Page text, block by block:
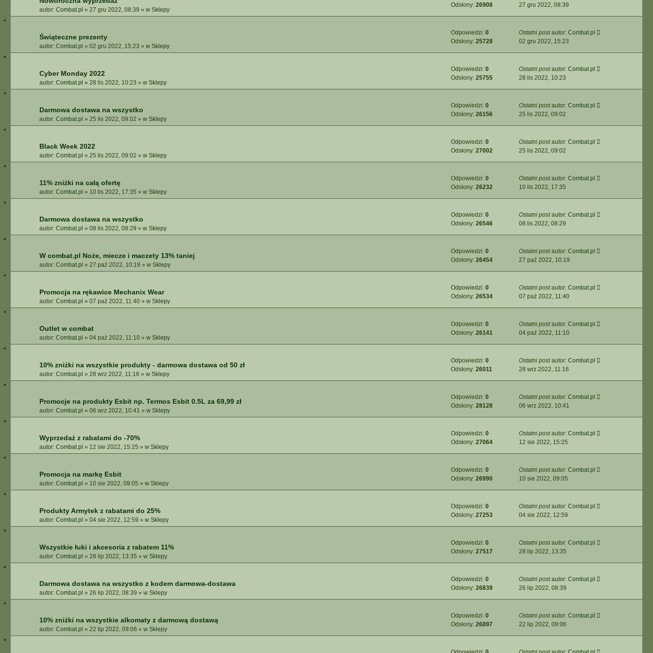
autor: Combat.pl » 27 gru 2022, 08:39 » w Sklepy
Odsłony: 26908 27 gru 2022, 08:39
Świąteczne prezenty
autor: Combat.pl » 02 gru 2022, 15:23 » w Sklepy
Odpowiedzi: 0
Odsłony: 25728
Ostatni postautor: Combat.pl
02 gru 2022, 15:23
Cyber Monday 2022
autor: Combat.pl » 28 lis 2022, 10:23 » w Sklepy
Odpowiedzi: 0
Odsłony: 25755
Ostatni postautor: Combat.pl
28 lis 2022, 10:23
Darmowa dostawa na wszystko
autor: Combat.pl » 25 lis 2022, 09:02 » w Sklepy
Odpowiedzi: 0
Odsłony: 26156
Ostatni postautor: Combat.pl
25 lis 2022, 09:02
Black Week 2022
autor: Combat.pl » 25 lis 2022, 09:02 » w Sklepy
Odpowiedzi: 0
Odsłony: 27002
Ostatni postautor: Combat.pl
25 lis 2022, 09:02
11% zniżki na całą ofertę
autor: Combat.pl » 10 lis 2022, 17:35 » w Sklepy
Odpowiedzi: 0
Odsłony: 26232
Ostatni postautor: Combat.pl
10 lis 2022, 17:35
Darmowa dostawa na wszystko
autor: Combat.pl » 08 lis 2022, 08:29 » w Sklepy
Odpowiedzi: 0
Odsłony: 26546
Ostatni postautor: Combat.pl
08 lis 2022, 08:29
W combat.pl Noże, miecze i maczety 13% taniej
autor: Combat.pl » 27 paź 2022, 10:19 » w Sklepy
Odpowiedzi: 0
Odsłony: 26454
Ostatni postautor: Combat.pl
27 paź 2022, 10:19
Promocja na rękawice Mechanix Wear
autor: Combat.pl » 07 paź 2022, 11:40 » w Sklepy
Odpowiedzi: 0
Odsłony: 26534
Ostatni postautor: Combat.pl
07 paź 2022, 11:40
Outlet w combat
autor: Combat.pl » 04 paź 2022, 11:10 » w Sklepy
Odpowiedzi: 0
Odsłony: 26141
Ostatni postautor: Combat.pl
04 paź 2022, 11:10
10% zniżki na wszystkie produkty - darmowa dostawa od 50 zł
autor: Combat.pl » 28 wrz 2022, 11:16 » w Sklepy
Odpowiedzi: 0
Odsłony: 26011
Ostatni postautor: Combat.pl
28 wrz 2022, 11:16
Promocje na produkty Esbit np. Termos Esbit 0.5L za 69,99 zł
autor: Combat.pl » 06 wrz 2022, 10:41 » w Sklepy
Odpowiedzi: 0
Odsłony: 28128
Ostatni postautor: Combat.pl
06 wrz 2022, 10:41
Wyprzedaż z rabatami do -70%
autor: Combat.pl » 12 sie 2022, 15:25 » w Sklepy
Odpowiedzi: 0
Odsłony: 27064
Ostatni postautor: Combat.pl
12 sie 2022, 15:25
Promocja na markę Esbit
autor: Combat.pl » 10 sie 2022, 09:05 » w Sklepy
Odpowiedzi: 0
Odsłony: 26990
Ostatni postautor: Combat.pl
10 sie 2022, 09:05
Produkty Armytek z rabatami do 25%
autor: Combat.pl » 04 sie 2022, 12:59 » w Sklepy
Odpowiedzi: 0
Odsłony: 27253
Ostatni postautor: Combat.pl
04 sie 2022, 12:59
Wszystkie łuki i akcesoria z rabatem 11%
autor: Combat.pl » 28 lip 2022, 13:35 » w Sklepy
Odpowiedzi: 0
Odsłony: 27517
Ostatni postautor: Combat.pl
28 lip 2022, 13:35
Darmowa dostawa na wszystko z kodem darmowa-dostawa
autor: Combat.pl » 26 lip 2022, 08:39 » w Sklepy
Odpowiedzi: 0
Odsłony: 26839
Ostatni postautor: Combat.pl
26 lip 2022, 08:39
10% zniżki na wszystkie alkomaty z darmową dostawą
autor: Combat.pl » 22 lip 2022, 09:06 » w Sklepy
Odpowiedzi: 0
Odsłony: 26897
Ostatni postautor: Combat.pl
22 lip 2022, 09:06